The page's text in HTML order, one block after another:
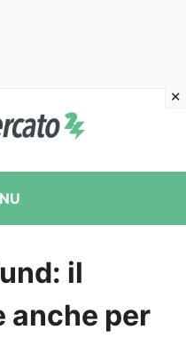
il
anche per